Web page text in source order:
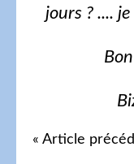
jours ? ....
« Article